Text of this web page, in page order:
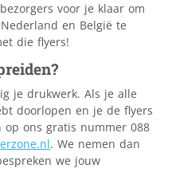
voor je klaar om
en België te
die flyers!
je drukwerk. Als je alle
doorlopen en je de flyers
ons gratis nummer 088
. We nemen dan
we jouw